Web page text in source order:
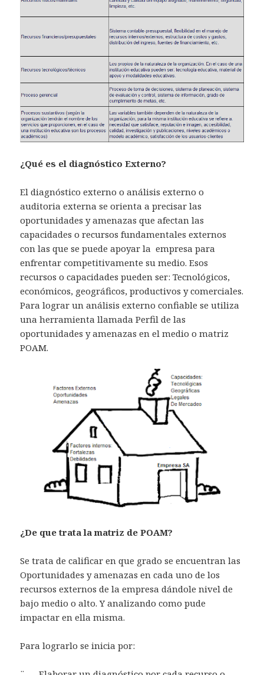
¿Qué es el diagnóstico Externo?
El diagnóstico externo o análisis externo o
auditoria externa se orienta a precisar las
oportunidades y amenazas que afectan las
capacidades o recursos fundamentales externos
con las que se puede apoyar la empresa para
enfrentar competitivamente su medio. Esos
recursos o capacidades pueden ser: Tecnológicos,
económicos, geográficos, productivos y comerciales.
Para lograr un análisis externo confiable se utiliza
una herramienta llamada Perfil de las
oportunidades y amenazas en el medio o matriz
POAM.
¿De que trata la matriz de POAM?
Se trata de calificar en que grado se encuentran las
Oportunidades y amenazas en cada uno de los
recursos externos de la empresa dándole nivel de
bajo medio o alto. Y analizando como pude
impactar en ella misma.
Para lograrlo se inicia por: